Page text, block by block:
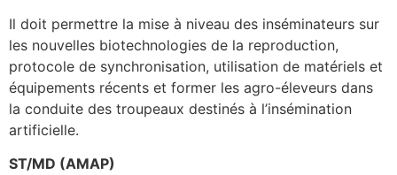
Il doit permettre la mise à niveau des inséminateurs sur
les nouvelles biotechnologies de la reproduction,
protocole de synchronisation, utilisation de matériels et
équipements récents et former les agro-éleveurs dans
la conduite des troupeaux destinés à l’insémination
artificielle.
ST/MD (AMAP)